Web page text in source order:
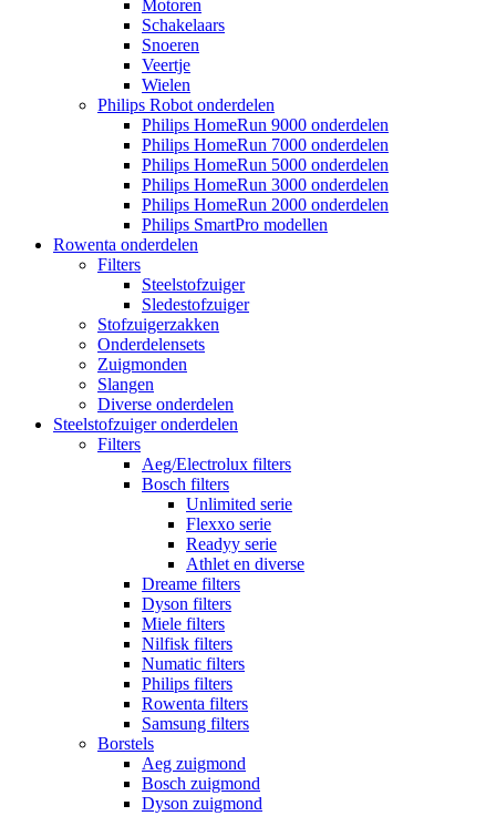
Motoren
Schakelaars
Snoeren
Veertje
Wielen
Philips Robot onderdelen
Philips HomeRun 9000 onderdelen
Philips HomeRun 7000 onderdelen
Philips HomeRun 5000 onderdelen
Philips HomeRun 3000 onderdelen
Philips HomeRun 2000 onderdelen
Philips SmartPro modellen
Rowenta onderdelen
Filters
Steelstofzuiger
Sledestofzuiger
Stofzuigerzakken
Onderdelensets
Zuigmonden
Slangen
Diverse onderdelen
Steelstofzuiger onderdelen
Filters
Aeg/Electrolux filters
Bosch filters
Unlimited serie
Flexxo serie
Readyy serie
Athlet en diverse
Dreame filters
Dyson filters
Miele filters
Nilfisk filters
Numatic filters
Philips filters
Rowenta filters
Samsung filters
Borstels
Aeg zuigmond
Bosch zuigmond
Dyson zuigmond